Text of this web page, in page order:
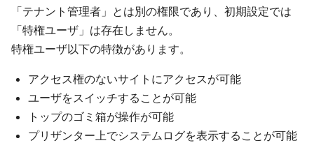
「テナント管理者」とは別の権限であり、初期設定では
「特権ユーザ」は存在しません。
特権ユーザ以下の特徴があります。
アクセス権のないサイトにアクセスが可能
ユーザをスイッチすることが可能
トップのゴミ箱が操作が可能
プリザンター上でシステムログを表示することが可能